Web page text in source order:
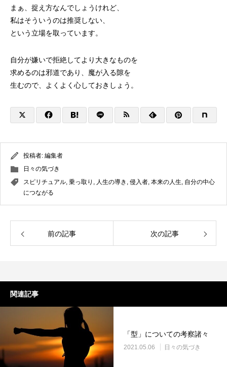
まぁ、捉え方なんでしょうけれど、
私はそういうのは推奨しない、
という立場を取っています。
自分が嫌いで拒絶してより大きなものを
求めるのは邪道であり、魔が入る隙を
生むので、よくよく心しておきしょう。
投稿者: 編集者
日々の気づき
スピリチュアル, 乗っ取り , 人生の導き , 侵入者, 本来の人生, 自分の中心
につながる
前の記事 次の記事
関連記事
「型」についての考察諸々
2021.05.06 日々の気づき